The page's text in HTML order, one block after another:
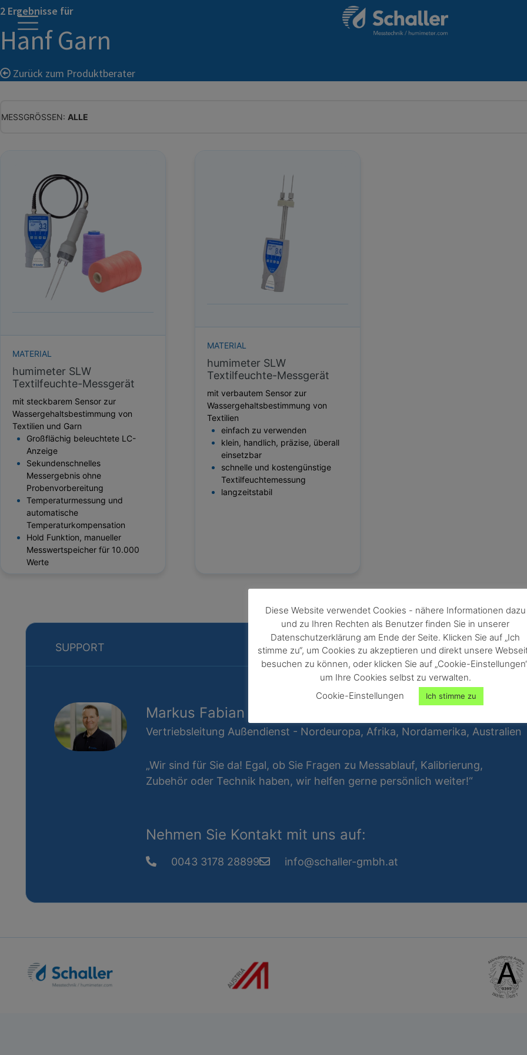
2 Ergebnisse für
Hanf Garn
Zurück zum Produktberater
MESSGRÖSSEN: ALLE
HOLZFEUCHTE
RELATIVE FEUCHTE
ABSOLUTE FEUCHTE
TEMPERATUR
GLEICHGEWICHTSFEUCHTE
WASSERAKTIVITÄT
TROCKENSUBSTANZ
HEKTOLITERGEWICHT
TAUPUNKT
SCHÜTTDICHTE
MATERIAL
humimeter SLW
Textilfeuchte-Messgerät
mit steckbarem Sensor zur
Wassergehaltsbestimmung von
Textilien und Garn
Großflächig beleuchtete LC-
Anzeige
Sekundenschnelles
Messergebnis ohne
Probenvorbereitung
Temperaturmessung und
automatische
Temperaturkompensation
Hold Funktion, manueller
Messwertspeicher für 10.000
Werte
MATERIAL
humimeter SLW
Textilfeuchte-Messgerät
mit verbautem Sensor zur
Wassergehaltsbestimmung von
Textilien
einfach zu verwenden
klein, handlich, präzise, ​​überall
einsetzbar
schnelle und kostengünstige
Textilfeuchtemessung
langzeitstabil
SUPPORT
Markus Fabian
Vertriebsleitung Außendienst - Nordeuropa, Afrika, Nordamerika, Australien
„Wir sind für Sie da! Egal, ob Sie Fragen zu Messablauf, Kalibrierung,
Zubehör oder Technik haben, wir helfen gerne persönlich weiter!“
Nehmen Sie Kontakt mit uns auf:
0043 3178 28899 info@schaller-gmbh.at
Diese Website verwendet Cookies - nähere Informationen dazu
und zu Ihren Rechten als Benutzer finden Sie in unserer
Datenschutzerklärung am Ende der Seite. Klicken Sie auf „Ich
stimme zu“, um Cookies zu akzeptieren und direkt unsere
besuchen zu können, oder klicken Sie auf „Cookie-
um Ihre Cookies selbst zu verwalten.
Cookie-Einstellungen
Ich stimme zu